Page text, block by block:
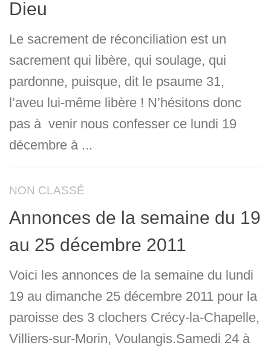
Dieu
Le sacrement de réconciliation est un
sacrement qui libère, qui soulage, qui
pardonne, puisque, dit le psaume 31,
l’aveu lui-même libère ! N’hésitons donc
pas à venir nous confesser ce lundi 19
décembre à ...
NON CLASSÉ
Annonces de la semaine du 19
au 25 décembre 2011
Voici les annonces de la semaine du lundi
19 au dimanche 25 décembre 2011 pour la
paroisse des 3 clochers Crécy-la-Chapelle,
Villiers-sur-Morin, Voulangis.Samedi 24 à